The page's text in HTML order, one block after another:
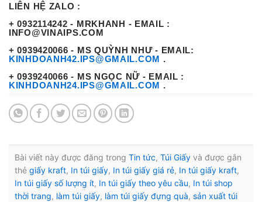
LIÊN HỆ ZALO :
+ 0932114242 - MRKHANH - EMAIL :
INFO@VINAIPS.COM
+ 0939420066 - MS QUỲNH NHƯ - EMAIL:
KINHDOANH42.IPS@GMAIL.COM .
+ 0939240066 - MS NGỌC NỮ - EMAIL :
KINHDOANH24.IPS@GMAIL.COM .
Bài viết này được đăng trong Tin tức, Túi Giấy và được gắn
thẻ giấy kraft, In túi giấy, In túi giấy giá rẻ, In túi giấy kraft,
In túi giấy số lượng ít, In túi giấy theo yêu cầu, In túi shop
thời trang, làm túi giấy, làm túi giấy đựng quà, sản xuất túi